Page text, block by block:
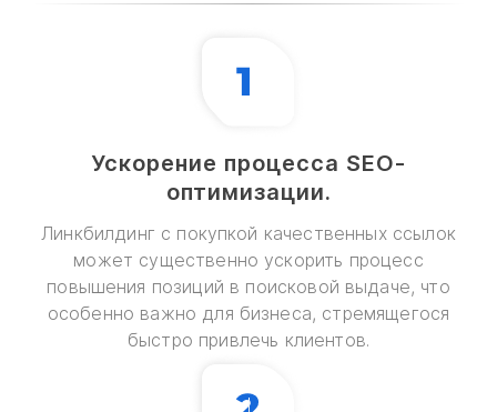
Ускорение процесса SEO-
оптимизации.
Линкбилдинг с покупкой качественных ссылок
может существенно ускорить процесс
повышения позиций в поисковой выдаче, что
особенно важно для бизнеса, стремящегося
быстро привлечь клиентов.